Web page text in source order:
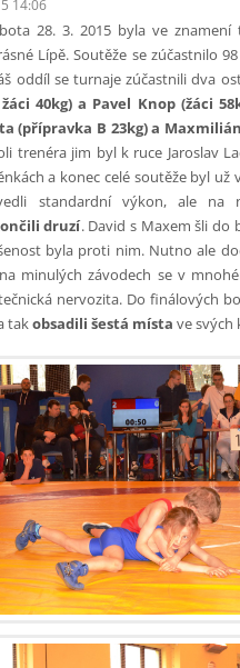
14:06
28. 3. 2015 byla ve znamení
Lípě. Soutěže se zúčastnilo
oddíl se turnaje zúčastnili dva
40kg) a Pavel Knop (žáci
(přípravka B 23kg) a
trenéra jim byl k ruce Jaroslav
a konec celé soutěže byl už
standardní výkon, ale na
druzí. David s Maxem šli do
byla proti nim. Nutno ale
minulých závodech se v
nervozita. Do finálových
takobsadili šestá místa ve svých